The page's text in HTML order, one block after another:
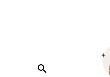
חיפוש